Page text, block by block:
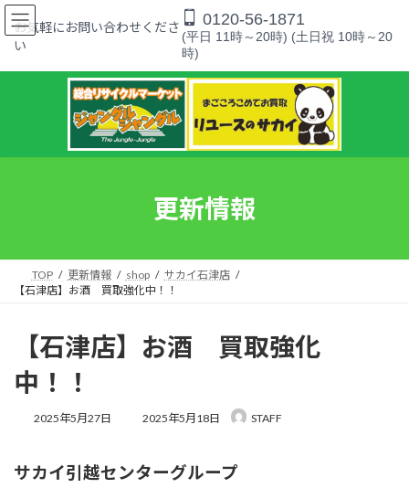
コ
ン
ッ
ナ
ビ
移
お気軽にお問い合わせくださ
い
0120-56-1871
(平日 11時～20時) (土日祝 10時～20
時)
更新情報
TOP 更新情報 shop
サカイ石津店
【石津店】お酒 買取強化中！！
【石津店】お酒 買取強化
中！！
2025年5月27日
最
新
日
2025年5月18日 STAFF
サカイ引越センターグループ